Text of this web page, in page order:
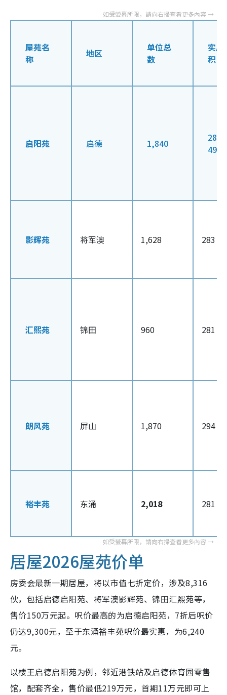
屋苑名
称
地区
单位总
数
实用
积 (
启阳苑 启德 1,840
281
490
影辉苑 将军澳 1,628 283 –
汇熙苑 锦田 960 281 –
朗风苑 屏山 1,870 294 –
裕丰苑 东涌 2,018 281 –
居屋2026屋苑价单
房委会最新一期居屋，将以市值七折定价，涉及8,316
伙，包括启德启阳苑、将军澳影辉苑、锦田汇熙苑等，
售价150万元起。呎价最高的为启德启阳苑，7折后呎价
仍达9,300元，至于东涌裕丰苑呎价最实惠，为6,240
元。
以楼王启德启阳苑为例，邻近港铁站及启德体育园零售
馆，配套齐全，售价最低219万元，首期11万元即可上